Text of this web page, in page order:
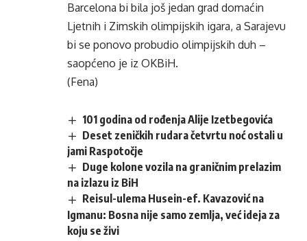
Barcelona bi bila još jedan grad domaćin
Ljetnih i Zimskih olimpijskih igara, a Sarajevu
bi se ponovo probudio olimpijskih duh –
saopćeno je iz OKBiH.
(Fena)
101 godina od rođenja Alije Izetbegovića
Deset zeničkih rudara četvrtu noć ostali u
jami Raspotočje
Duge kolone vozila na graničnim prelazim
na izlazu iz BiH
Reisul-ulema Husein-ef. Kavazović na
Igmanu: Bosna nije samo zemlja, već ideja za
koju se živi